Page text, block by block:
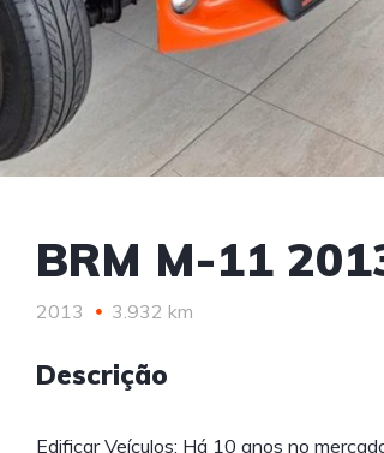
BRM M-11
2013 3.932 km
Descrição
Edificar Veículos: Há 10 anos no